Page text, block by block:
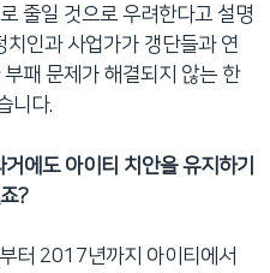
줄일 것으로 우려한다고 설명
인과 사업가가 갱단들과 연
패 문제가 해결되지 않는 한
니다.
에도 아이티 치안을 유지하기
?
터 2017년까지 아이티에서